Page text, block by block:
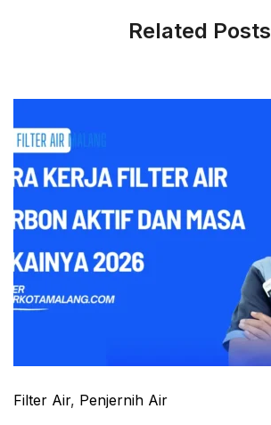
Related Posts
Filter Air, Penjernih Air